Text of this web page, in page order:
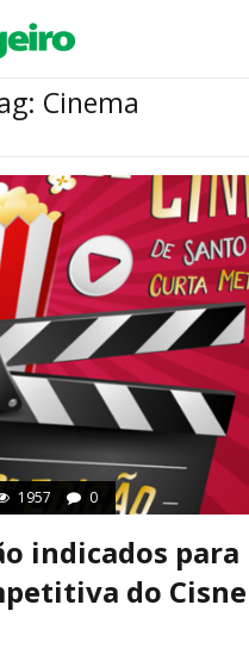
Cinema
1957 0
indicados para
do